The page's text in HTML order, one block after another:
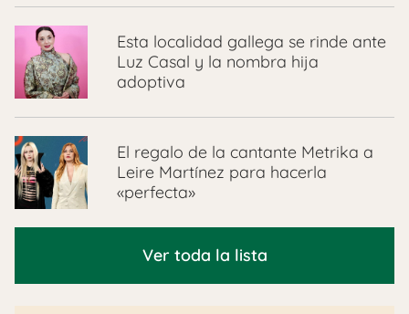
Esta localidad gallega se rinde ante
Luz Casal y la nombra hija
adoptiva
El regalo de la cantante Metrika a
Leire Martínez para hacerla
«perfecta»
Ver toda la lista